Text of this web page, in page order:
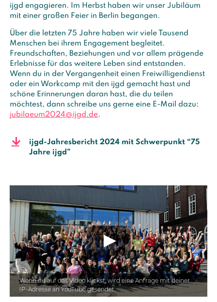
ijgd engagieren. Im Herbst haben wir unser Jubiläum
mit einer großen Feier in Berlin begangen.
Über die letzten 75 Jahre haben wir viele Tausend
Menschen bei ihrem Engagement begleitet.
Freundschaften, Beziehungen und vor allem prägende
Erlebnisse für das weitere Leben sind entstanden.
Wenn du in der Vergangenheit einen Freiwilligendienst
oder ein Workcamp mit den ijgd gemacht hast und
schöne Erinnerungen daran hast, die du teilen
möchtest, dann schreibe uns gerne eine E-Mail dazu:
jubilaeum2024@ijgd.de.
ijgd-Jahresbericht 2024 mit Schwerpunkt “75
Jahre ijgd”
Wenn du auf das Video klickst, wird eine Anfrage mit deiner
IP-Adresse an YouTube gesendet.